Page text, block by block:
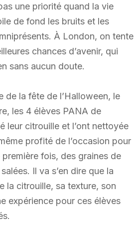
une priorité quand la vie
de fond les bruits et les
À London, on tente
chances d’avenir, qui
sans aucun doute.
de la fête de l’Halloween, le
les 4 élèves PANA de
leur citrouille et l’ont nettoyée
profité de l’occasion pour
fois, des graines de
Il va s’en dire que la
la citrouille, sa texture, son
expérience pour ces élèves